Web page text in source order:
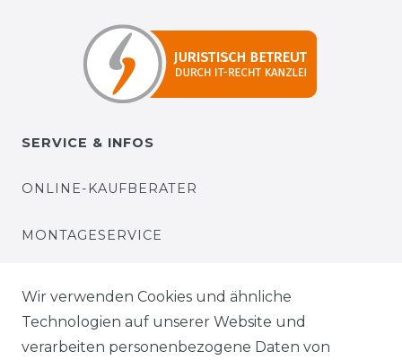
SERVICE & INFOS
ONLINE-KAUFBERATER
MONTAGESERVICE
BEZAHLUNG
Wir verwenden Cookies und ähnliche
Technologien auf unserer Website und
verarbeiten personenbezogene Daten von